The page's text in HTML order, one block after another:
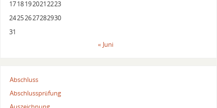
17181920212223
24252627282930
31
« Juni
Abschluss
Abschlussprüfung